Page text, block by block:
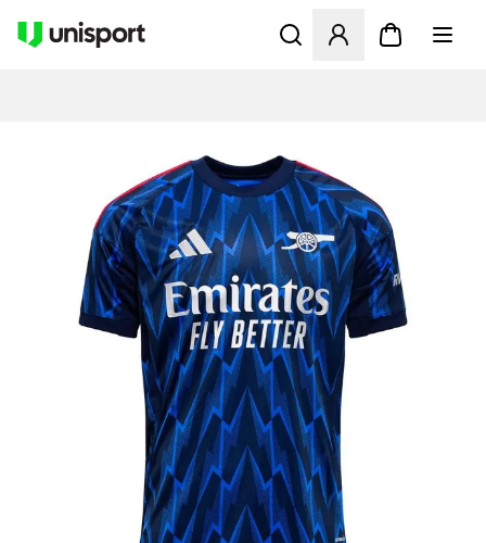
Opent een venster om in